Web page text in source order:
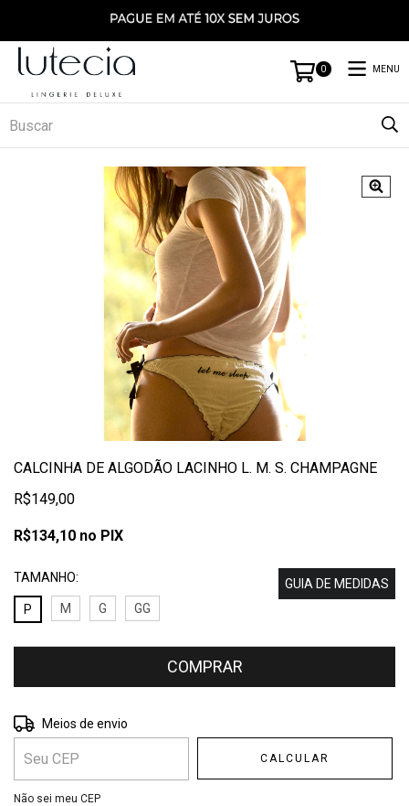
0 MENU
CALCINHA DE ALGODÃO LACINHO L. M. S. CHAMPAGNE
R$149,00
R$134,10 no PIX
TAMANHO:
GUIA DE MEDIDAS
P
M G GG
Entregas para o CEP:
Meios de envio
CALCULAR
Não sei meu CEP